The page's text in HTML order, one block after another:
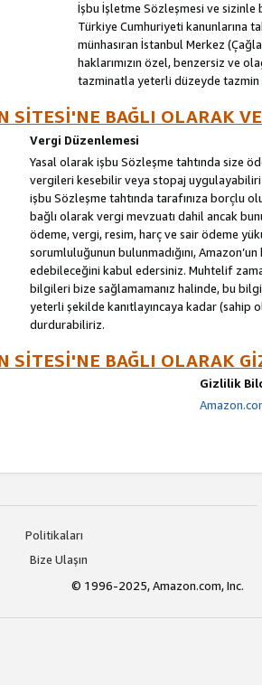
İşbu İşletme Sözleşmesi ve sizinle
Türkiye Cumhuriyeti kanunlarına
münhasıran İstanbul Merkez
haklarımızın özel, benzersiz ve
tazminatla yeterli düzeyde
SİTESİ'NE BAĞLI OLARAK
Vergi Düzenlemesi
Yasal olarak işbu Sözleşme tahtında size
vergileri kesebilir veya stopaj
işbu Sözleşme tahtında tarafınıza borçlu
bağlı olarak vergi mevzuatı dahil ancak
ödeme, vergi, resim, harç ve sair ödeme
sorumluluğunun bulunmadığını,
edebileceğini kabul edersiniz. Muhtelif
bilgileri bize sağlamamanız halinde, bu
yeterli şekilde kanıtlayıncaya kadar
durdurabiliriz.
SİTESİ'NE BAĞLI OLARAK
Gizlilik
Politikaları
Bize Ulaşın
© 1996-2025, Amazon.com, Inc.